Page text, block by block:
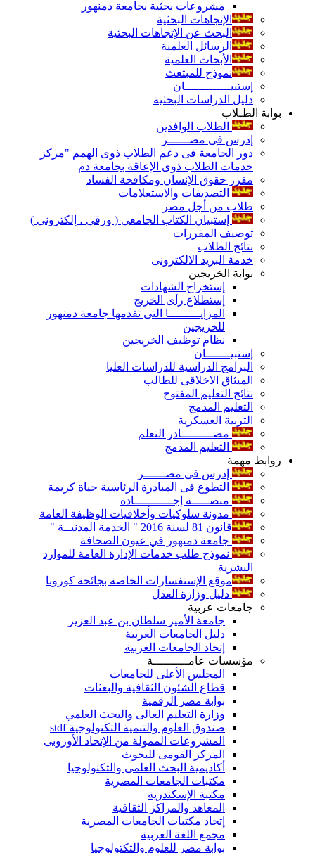
مشروعات بحثية بجامعة دمنهور
الإتجاهات البحثية
البحث عن الإتجاهات البحثية
الرسائل العلمية
الأبحاث العلمية
نموذج للمبتعث
إستبيـــــــــــــان
دليل الدراسات البحثية
بوابة الطـلاب
الطلاب الوافدين
إدرس فى مصــــــر
دور الجامعة فى دعم الطلاب ذوى الهمم "مركز
خدمات الطلاب ذوى الإعاقة بجامعة دم
مقرر حقوق الإنسان ومكافحة الفساد
التصديقات والاستعلامات
طلاب من أجل مصر
إستبيان الكتاب الجامعي ( ورقي ، إلكتروني )
توصيف المقررات
نتائج الطلاب
خدمة البريد الالكترونى
بوابة الخريجين
إستخراج الشهادات
إستطلاع رأى الخريج
المزايـــــــــا التى تقدمها جامعة دمنهور
للخريجين
نظام توظيف الخريجين
إستبيـــــــان
البرامج الدراسية للدراسات العليا
الميثاق الاخلاقى للطالب
نتائج التعليم المفتوح
التعليم المدمج
التربية العسكرية
مصـــــــــادر التعلم
التعليم المدمج
روابط مهمة
إدرس فى مصــــــر
التطوع فى المبادرة الرئاسية حياة كريمة
منصـــــة إجـــــــــــادة
مدونة سلوكيات وأخلاقيات الوظيفة العامة
قانون 81 لسنة 2016 " الخدمة المدنيــة "
جامعة دمنهور في عيون الصحافة
نموذج طلب خدمات الإدارة العامة للموارد
البشرية
موقع الإستفسارات الخاصة بجائحة كورونا
دليل وزارة العدل
جامعات عربية
جامعة الأمير سلطان بن عبد العزيز
دليل الجامعات العربية
إتحاد الجامعات العربية
مؤسسات عامــــــــــة
المجلس الأعلى للجامعات
قطاع الشئون الثقافية والبعثات
بوابة مصر الرقمية
وزارة التعليم العالى والبحث العلمي
صندوق العلوم والتنمية التكنولوجية stdf
المشروعات الممولة من الإتحاد الأوروبى
المركز القومى للبحوث
أكاديمية البحث العلمى والتكنولوجيا
مكتبات الجامعات المصرية
مكتبة الإسكندرية
المعاهد والمراكز الثقافية
إتحاد مكتبات الجامعات المصرية
مجمع اللغة العربية
بوابة مصر للعلوم والتكتولوجيا